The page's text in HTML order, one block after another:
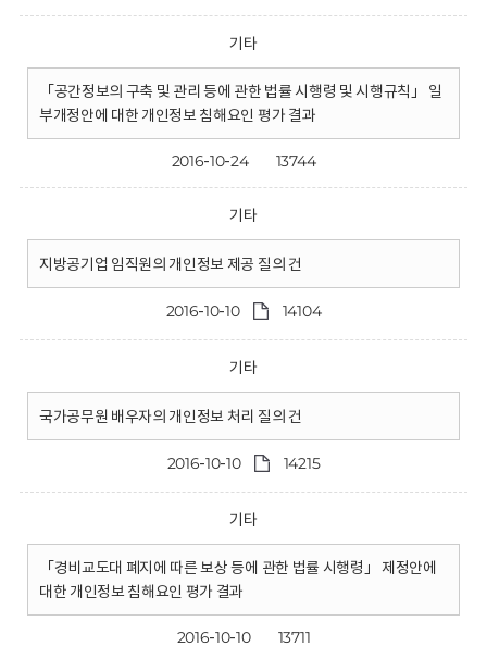
기타
「공간정보의 구축 및 관리 등에 관한 법률 시행령 및 시행규칙」 일
부개정안에 대한 개인정보 침해요인 평가 결과
2016-10-24 13744
기타
지방공기업 임직원의 개인정보 제공 질의 건
2016-10-10 14104
기타
국가공무원 배우자의 개인정보 처리 질의 건
2016-10-10 14215
기타
「경비교도대 폐지에 따른 보상 등에 관한 법률 시행령」 제정안에
대한 개인정보 침해요인 평가 결과
2016-10-10 13711